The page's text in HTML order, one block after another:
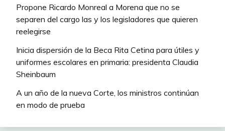
Propone Ricardo Monreal a Morena que no se
separen del cargo las y los legisladores que quieren
reelegirse
Inicia dispersión de la Beca Rita Cetina para útiles y
uniformes escolares en primaria: presidenta Claudia
Sheinbaum
A un año de la nueva Corte, los ministros continúan
en modo de prueba